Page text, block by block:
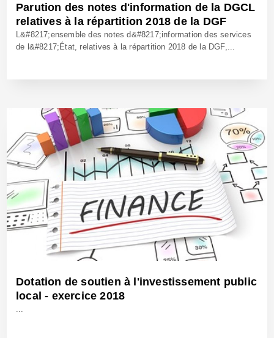
Parution des notes d'information de la DGCL
relatives à la répartition 2018 de la DGF
L&#8217;ensemble des notes d&#8217;information des services
de l&#8217;État, relatives à la répartition 2018 de la DGF,...
5 Juin 2018 - Réf: BW25466
Dotation de soutien à l'investissement public
local - exercice 2018